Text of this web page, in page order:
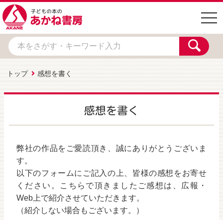
トップ 感想を書く
感想を書く
弊社の作品をご愛読頂き、誠にありがとうございま
す。
以下のフォームにご記入の上、皆様の感想をお寄せ
ください。こちらで頂きましたご感想は、広報・
Web上で紹介させていただきます。
（紹介しない場合もございます。）